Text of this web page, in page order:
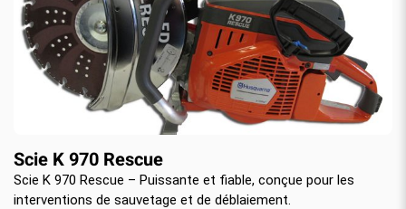
Scie K 970 Rescue
Scie K 970 Rescue – Puissante et fiable, conçue pour les
interventions de sauvetage et de déblaiement.